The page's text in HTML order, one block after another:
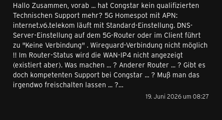
Hallo Zusammen, vorab ... hat Congstar kein qualifizierten
Technischen Support mehr? 5G Homespot mit APN:
internet.v6.telekom läuft mit Standard-Einstellung. DNS-
Server-Einstellung auf dem 5G-Router oder im Client führt
zu "Keine Verbindung" . Wireguard-Verbindung nicht möglich
!! Im Router-Status wird die WAN-IP4 nicht angezeigt
(existiert aber). Was machen ... ? Anderer Router ... ? Gibt es
doch kompetenten Support bei Congstar ... ? Muß man das
irgendwo freischalten lassen ... ?…
19. Juni 2026 um 08:27